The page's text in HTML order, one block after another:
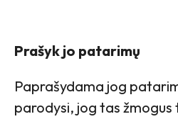
Prašyk jo patarimų
Paprašydama jog
parodysi, jog tas žmogus